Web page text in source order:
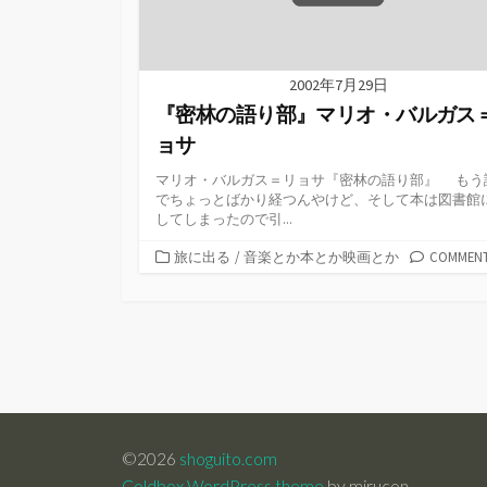
2002年7月29日
『密林の語り部』マリオ・バルガス
ョサ
マリオ・バルガス＝リョサ『密林の語り部』 もう
でちょっとばかり経つんやけど、そして本は図書館
してしまったので引...
カ旅に出る / 音楽とか本とか映画とか
©2026 shoguito.com